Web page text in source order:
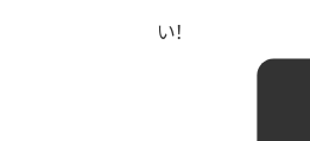
い！